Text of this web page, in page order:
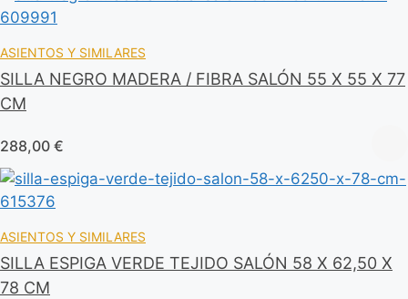
ASIENTOS Y SIMILARES
SILLA NEGRO MADERA / FIBRA SALÓN 55 X 55 X 77
CM
288,00 €
ASIENTOS Y SIMILARES
SILLA ESPIGA VERDE TEJIDO SALÓN 58 X 62,50 X
78 CM